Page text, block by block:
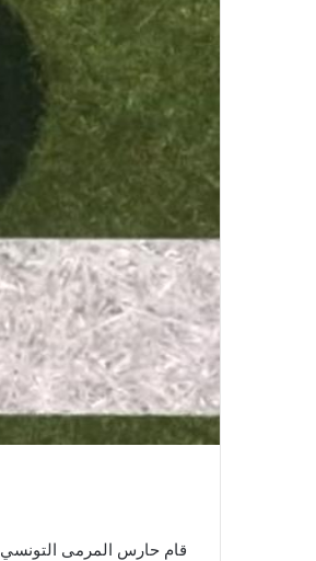
قام حارس المرمى التونسي أيمن